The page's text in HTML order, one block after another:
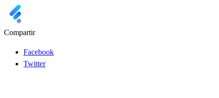
Compartir
Facebook
Twitter